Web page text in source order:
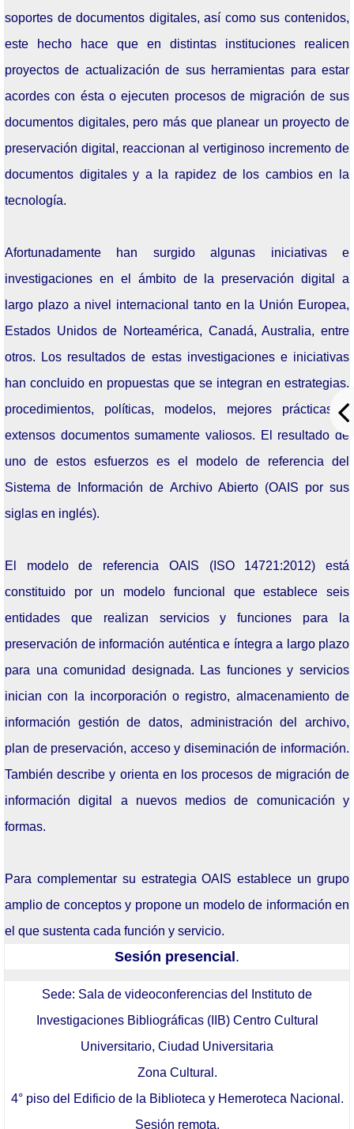
Noviembre: 25
Octubre: 21
Agosto: 17
Junio: 17
Mayo: 20
Abril: 07
Febrero: 25
Enero: 21
Seminarios 2024
Noviembre: 26
Octubre: 22
Junio: 18
Mayo: 28
Seminarios 2023
Noviembre: 21
Octubre: 17
Septiembre: 19
Agosto: 15
Junio: 20
Abril: 18
Marzo: 21
Febrero: 14
Enero: 24
Histórico
Seminarios
Seminarios 2024
soportes de documentos digitales, así como sus contenidos,
este hecho hace que en distintas instituciones realicen
proyectos de actualización de sus herramientas para estar
acordes con ésta o ejecuten procesos de migración de sus
documentos digitales, pero más que planear un proyecto de
preservación digital, reaccionan al vertiginoso incremento de
documentos digitales y a la rapidez de los cambios en la
tecnología.
Afortunadamente han surgido algunas iniciativas e
investigaciones en el ámbito de la preservación digital a
largo plazo a nivel internacional tanto en la Unión Europea,
Estados Unidos de Norteamérica, Canadá, Australia, entre
otros. Los resultados de estas investigaciones e iniciativas
han concluido en propuestas que se integran en estrategias,
procedimientos, políticas, modelos, mejores prácticas y
extensos documentos sumamente valiosos. El resultado de
uno de estos esfuerzos es el modelo de referencia del
Sistema de Información de Archivo Abierto (OAIS por sus
siglas en inglés).
El modelo de referencia OAIS (ISO 14721:2012) está
constituido por un modelo funcional que establece seis
entidades que realizan servicios y funciones para la
preservación de información auténtica e íntegra a largo plazo
para una comunidad designada. Las funciones y servicios
inician con la incorporación o registro, almacenamiento de
información gestión de datos, administración del archivo,
plan de preservación, acceso y diseminación de información.
También describe y orienta en los procesos de migración de
información digital a nuevos medios de comunicación y
formas.
Para complementar su estrategia OAIS establece un grupo
amplio de conceptos y propone un modelo de información en
el que sustenta cada función y servicio.
Sesión presencial .
Sede: Sala de videoconferencias del Instituto de
Investigaciones Bibliográficas (IIB) Centro Cultural
Universitario, Ciudad Universitaria
Zona Cultural.
4° piso del Edificio de la Biblioteca y Hemeroteca Nacional.
Sesión remota.